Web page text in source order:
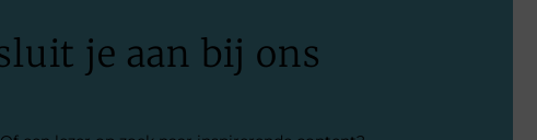
je aan bij ons